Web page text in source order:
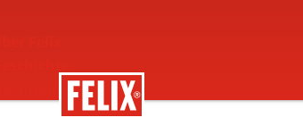
Nachhaltigkeit